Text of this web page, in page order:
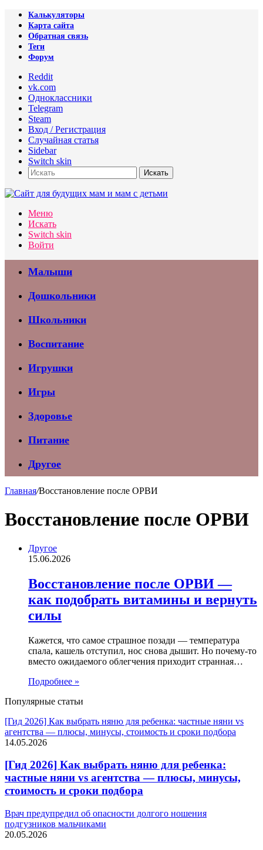
Калькуляторы
Карта сайта
Обратная связь
Теги
Форум
Reddit
vk.com
Одноклассники
Telegram
Steam
Вход / Регистрация
Случайная статья
Sidebar
Switch skin
Искать
Меню
Искать
Switch skin
Войти
Малыши
Дошкольники
Школьники
Воспитание
Игрушки
Игры
Здоровье
Питание
Другое
Главная/Восстановление после ОРВИ
Восстановление после ОРВИ
Другое
15.06.2026
Восстановление после ОРВИ —
как подобрать витамины и вернуть
силы
Кажется, что самое страшное позади — температура
спала, кашель отступил, нос снова дышит. Но почему-то
вместо ожидаемого облегчения приходит странная…
Подробнее »
Популярные статьи
[Гид 2026] Как выбрать няню для ребенка: частные няни vs
агентства — плюсы, минусы, стоимость и сроки подбора
14.05.2026
[Гид 2026] Как выбрать няню для ребенка:
частные няни vs агентства — плюсы, минусы,
стоимость и сроки подбора
Врач предупредил об опасности долгого ношения
подгузников мальчиками
20.05.2026